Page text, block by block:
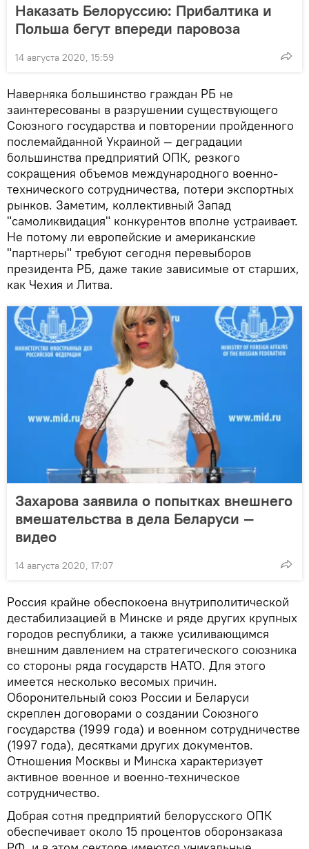
Наказать Белоруссию: Прибалтика и
Польша бегут впереди паровоза
14 августа 2020, 15:59
Наверняка большинство граждан РБ не
заинтересованы в разрушении существующего
Союзного государства и повторении пройденного
послемайданной Украиной — деградации
большинства предприятий ОПК, резкого
сокращения объемов международного военно-
технического сотрудничества, потери экспортных
рынков. Заметим, коллективный Запад
"самоликвидация" конкурентов вполне устраивает.
Не потому ли европейские и американские
"партнеры" требуют сегодня перевыборов
президента РБ, даже такие зависимые от старших,
как Чехия и Литва.
Захарова заявила о попытках внешнего
вмешательства в дела Беларуси —
видео
14 августа 2020, 17:07
Россия крайне обеспокоена внутриполитической
дестабилизацией в Минске и ряде других крупных
городов республики, а также усиливающимся
внешним давлением на стратегического союзника
со стороны ряда государств НАТО. Для этого
имеется несколько весомых причин.
Оборонительный союз России и Беларуси
скреплен договорами о создании Союзного
государства (1999 года) и военном сотрудничестве
(1997 года), десятками других документов.
Отношения Москвы и Минска характеризует
активное военное и военно-техническое
сотрудничество.
Добрая сотня предприятий белорусского ОПК
обеспечивает около 15 процентов оборонзаказа